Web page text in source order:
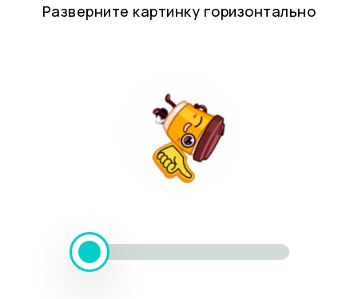
Разверните картинку горизонтально